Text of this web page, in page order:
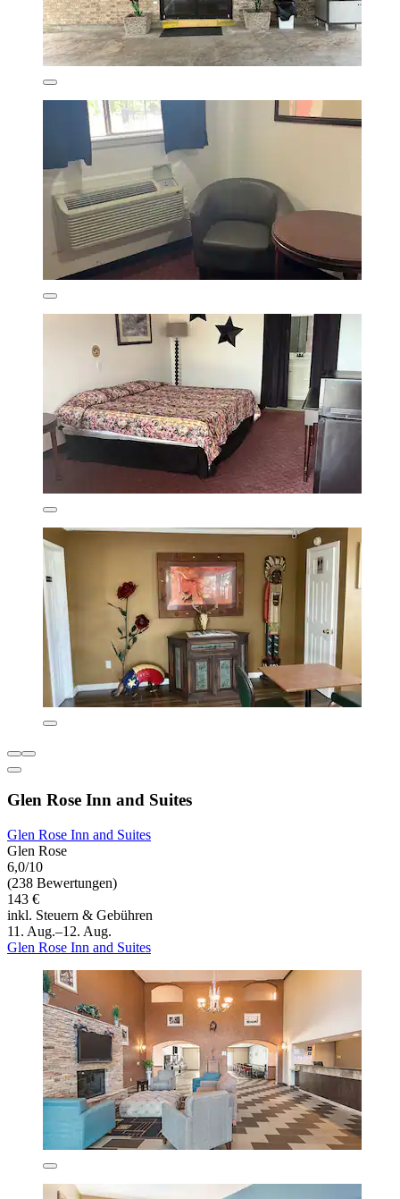
Glen Rose Inn and Suites
Glen Rose Inn and Suites
Glen Rose
6,0/10
(238 Bewertungen)
143 €
inkl. Steuern & Gebühren
11. Aug.–12. Aug.
Glen Rose Inn and Suites